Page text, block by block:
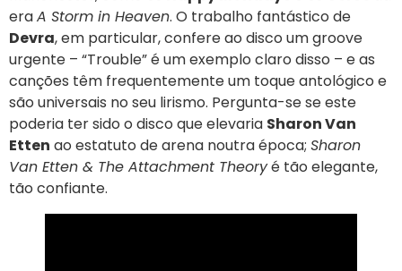
eraA Storm in Heaven. O trabalho fantástico de
Devra, em particular, confere ao disco um groove
urgente – “Trouble” é um exemplo claro disso – e as
canções têm frequentemente um toque antológico e
são universais no seu lirismo. Pergunta-se se este
poderia ter sido o disco que elevaria Sharon Van
Etten ao estatuto de arena noutra época; Sharon
Van Etten & The Attachment Theoryé tão elegante,
tão confiante.